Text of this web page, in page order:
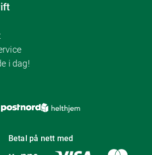
i dag!
Betal på nett med